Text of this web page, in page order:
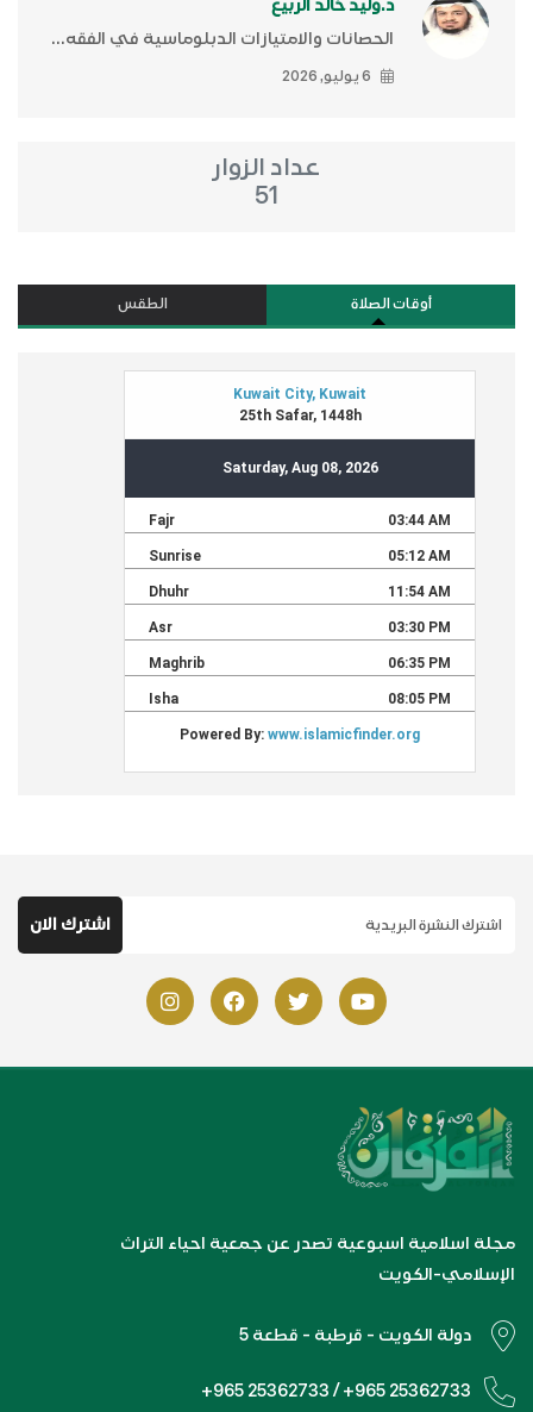
د.وليد خالد الربيع
الحصانات والامتيازات الدبلوماسية في الفقه...
6 يوليو, 2026
عداد الزوار
51
أوقات الصلاة الطقس
مجلة اسلامية اسبوعية تصدر عن جمعية احياء التراث
الإسلامي-الكويت
دولة الكويت - قرطبة - قطعة 5
+965 25362733 / +965 25362733